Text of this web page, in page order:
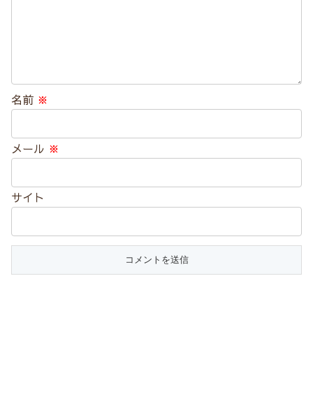
名前 ※
メール ※
サイト